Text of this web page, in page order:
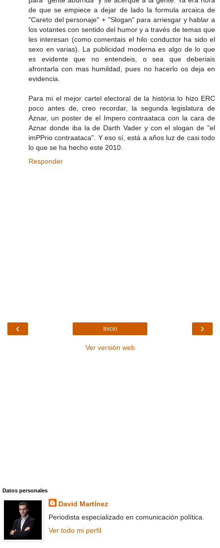
de que se empiece a dejar de lado la formula arcaica de
"Careto del personaje" + "Slogan" para arriesgar y hablar a
los votantes con sentido del humor y a través de temas que
les interesan (como comentais el hilo conductor ha sido el
sexo en varias). La publicidad moderna es algo de lo que
es evidente que no entendeis, o sea que deberiais
afrontarla con mas humildad, pues no hacerlo os deja en
evidencia.
Para mi el mejor cartel electoral de la história lo hizo ERC
poco antes de, creo recordar, la segunda legislatura de
Aznar, un poster de el Impero contraataca con la cara de
Aznar donde iba la de Darth Vader y con el slogan de "el
imPPrio contraataca". Y eso sí, está a años luz de casi todo
lo que se ha hecho este 2010.
Responder
‹ ›
Inicio
Ver versión web
Datos personales
David Martínez
Periodista especializado en comunicación política.
Ver todo mi perfil